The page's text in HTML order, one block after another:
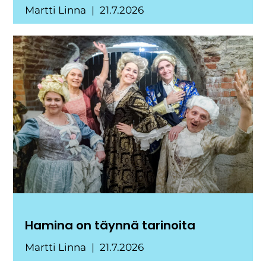
Martti Linna 21.7.2026
Hamina on täynnä tarinoita
Martti Linna 21.7.2026